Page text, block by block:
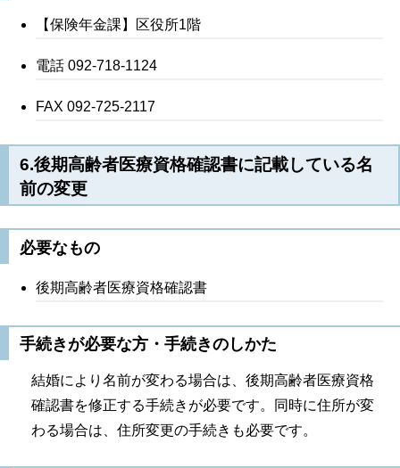
【保険年金課】区役所1階
電話 092-718-1124
FAX 092-725-2117
6.後期高齢者医療資格確認書に記載している名
前の変更
必要なもの
後期高齢者医療資格確認書
手続きが必要な方・手続きのしかた
結婚により名前が変わる場合は、後期高齢者医療資格
確認書を修正する手続きが必要です。同時に住所が変
わる場合は、住所変更の手続きも必要です。